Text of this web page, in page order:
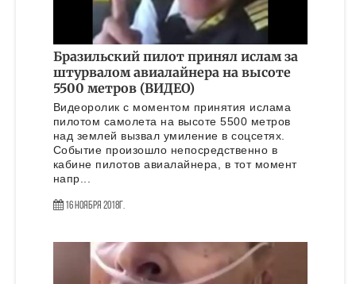
Бразильский пилот принял ислам за
штурвалом авиалайнера на высоте
5500 метров (ВИДЕО)
Видеоролик с моментом принятия ислама
пилотом самолета на высоте 5500 метров
над землей вызвал умиление в соцсетях.
Событие произошло непосредственно в
кабине пилотов авиалайнера, в тот момент
напр...
16 Ноября 2018г.